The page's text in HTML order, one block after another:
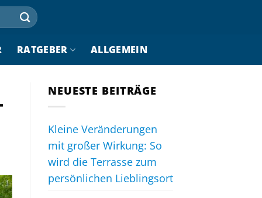
RATGEBER ALLGEMEIN
NEUESTE BEITRÄGE
Kleine Veränderungen
mit großer Wirkung: So
wird die Terrasse zum
persönlichen Lieblingsort